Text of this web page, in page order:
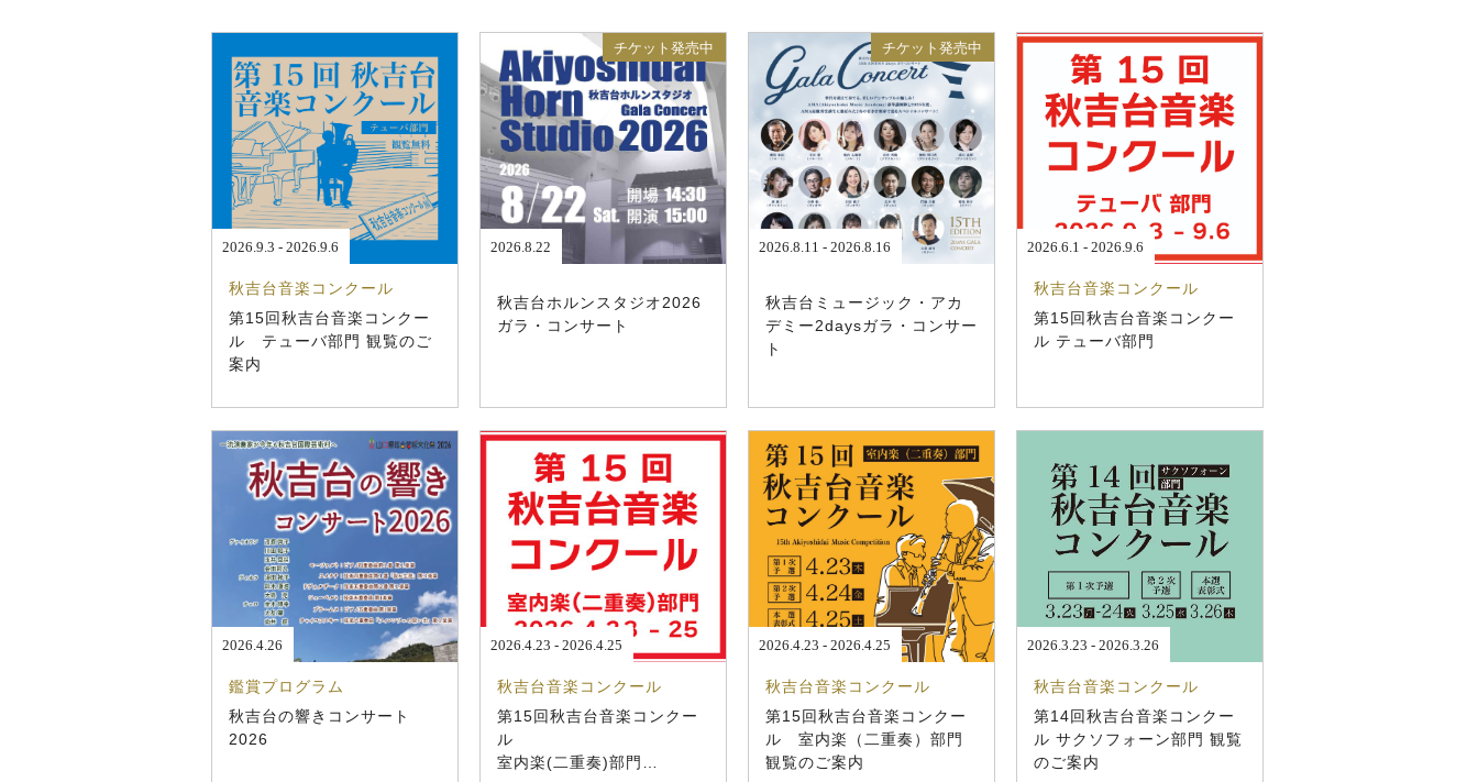
2026.9.3 - 2026.9.6
秋吉台音楽コンクール
第15回秋吉台音楽コンクー
ル テューバ部門 観覧のご
案内
2026.8.22
秋吉台ホルンスタジオ2026
ガラ・コンサート
2026.8.11 - 2026.8.16
秋吉台ミュージック・アカ
デミー2daysガラ・コンサー
ト
2026.6.1 - 2026.9.6
秋吉台音楽コンクール
第15回秋吉台音楽コンクー
ル テューバ部門
2026.4.26
鑑賞プログラム
秋吉台の響きコンサート
2026
2026.4.23 - 2026.4.25
秋吉台音楽コンクール
第15回秋吉台音楽コンクー
ル
室内楽(二重奏)部門
2026.4.23 - 2026.4.25
秋吉台音楽コンクール
第15回秋吉台音楽コンクー
ル 室内楽（二重奏）部門
観覧のご案内
2026.3.23 - 2026.3.26
秋吉台音楽コンクール
第14回秋吉台音楽コンクー
ル サクソフォーン部門 観覧
のご案内